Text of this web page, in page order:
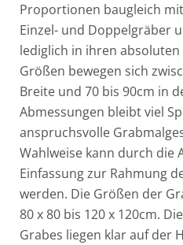
Proportionen baugleich
Einzel- und Doppelgräber
lediglich in ihren
Größen bewegen sich
Breite und 70 bis 90cm in
Abmessungen bleibt viel
anspruchsvolle
Wahlweise kann durch die
Einfassung zur Rahmung
werden. Die Größen der
80 x 80 bis 120 x 120cm.
Grabes liegen klar auf der